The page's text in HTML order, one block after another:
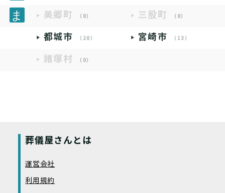
美郷町 （0） 三股町 （0）
都城市 （20） 宮崎市 （13）
諸塚村 （0）
葬儀屋さんとは
運営会社
利用規約